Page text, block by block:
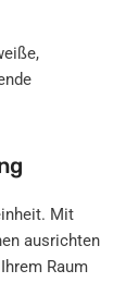
Mit
ausrichten
Raum